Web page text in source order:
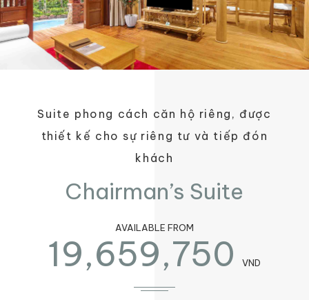
Suite phong cách căn hộ riêng, được
thiết kế cho sự riêng tư và tiếp đón
khách
Chairman’s Suite
AVAILABLE FROM
19,659,750 VND